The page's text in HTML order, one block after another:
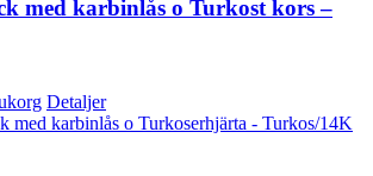
med karbinlås o Turkost kors –
Detaljer